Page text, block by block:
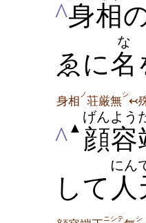
^身相
ゑに名
な
身相 ノ荘厳無シ↢
^ ▲ 顔容
げんよう
して 人
にん
ニシテ シ